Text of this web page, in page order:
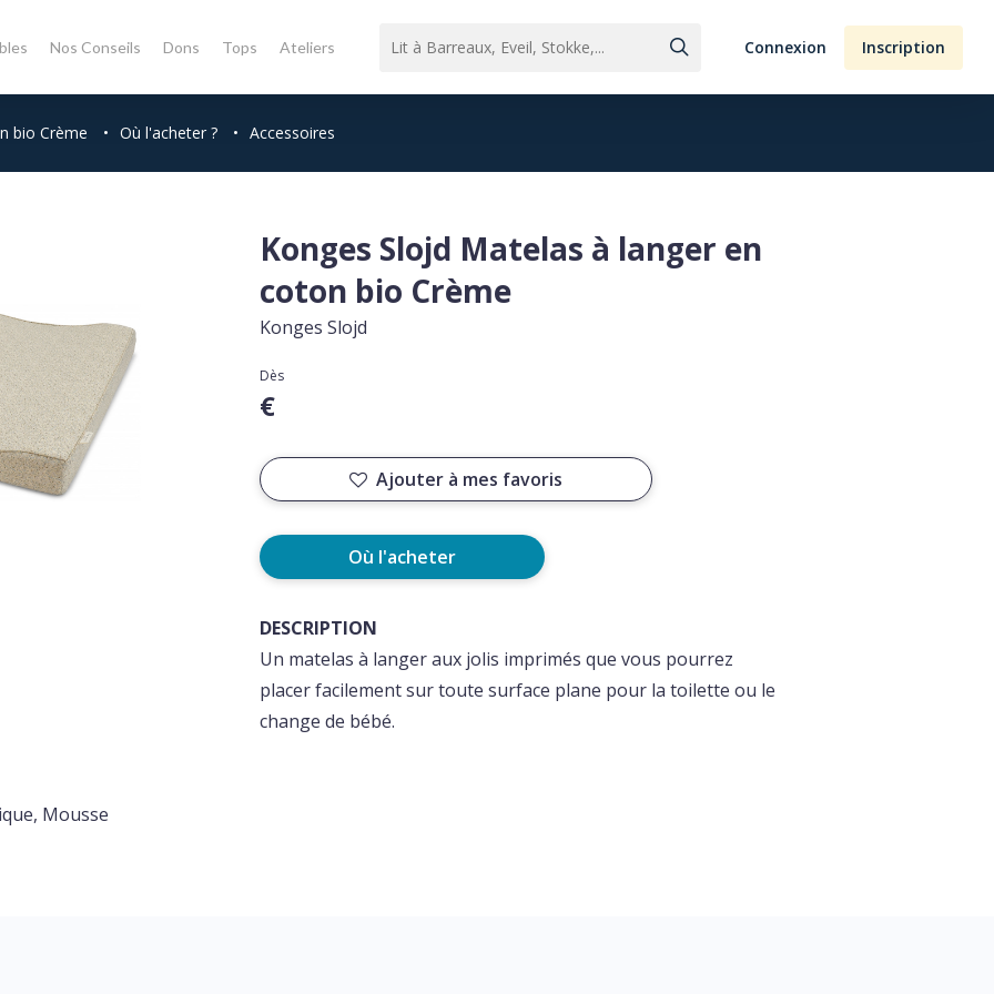
Nos Conseils Dons Tops Ateliers Connexion Inscription
bio Crème • Où l'acheter ? • Accessoires
Konges Slojd Matelas à langer en
coton bio Crème
Konges Slojd
Dès
€
Ajouter à mes favoris
Où l'acheter
DESCRIPTION
Un matelas à langer aux jolis imprimés que vous pourrez
placer facilement sur toute surface plane pour la toilette ou le
change de bébé.
Mousse